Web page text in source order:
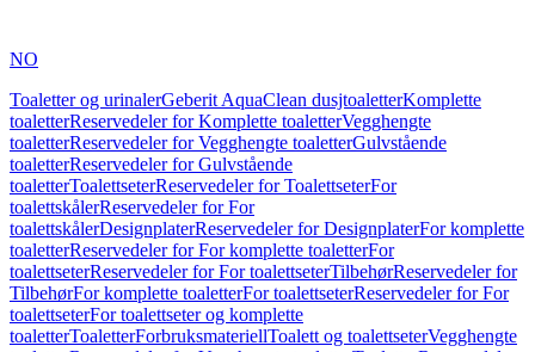
NO
Toaletter og urinalerGeberit AquaClean dusjtoaletterKomplette
toaletterReservedeler for Komplette toaletterVegghengte
toaletterReservedeler for Vegghengte toaletterGulvstående
toaletterReservedeler for Gulvstående
toaletterToalettseterReservedeler for ToalettseterFor
toalettskålerReservedeler for For
toalettskålerDesignplaterReservedeler for DesignplaterFor komplette
toaletterReservedeler for For komplette toaletterFor
toalettseterReservedeler for For toalettseterTilbehørReservedeler for
TilbehørFor komplette toaletterFor toalettseterReservedeler for For
toalettseterFor toalettseter og komplette
toaletterToaletterForbruksmateriellToalett og toalettseterVegghengte